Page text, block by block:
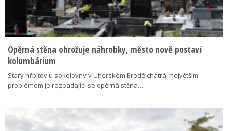
Opěrná stěna ohrožuje náhrobky, město nově postaví
kolumbárium
Starý hřbitov u sokolovny v Uherském Brodě chátrá, největším
problémem je rozpadající se opěrná stěna…